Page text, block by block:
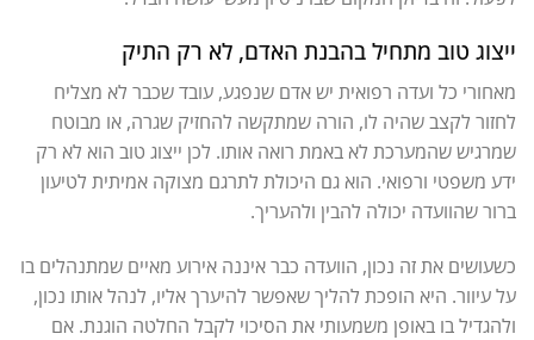
ייצוג טוב מתחיל בהבנת האדם, לא רק התיק
מאחורי כל ועדה רפואית יש אדם שנפגע, עובד שכבר לא מצליח
לחזור לקצב שהיה לו, הורה שמתקשה להחזיק שגרה, או מבוטח
שמרגיש שהמערכת לא באמת רואה אותו. לכן ייצוג טוב הוא לא רק
ידע משפטי ורפואי. הוא גם היכולת לתרגם מצוקה אמיתית לטיעון
ברור שהוועדה יכולה להבין ולהעריך.
כשעושים את זה נכון, הוועדה כבר איננה אירוע מאיים שמתנהלים בו
על עיוור. היא הופכת להליך שאפשר להיערך אליו, לנהל אותו נכון,
ולהגדיל בו באופן משמעותי את הסיכוי לקבל החלטה הוגנת. אם